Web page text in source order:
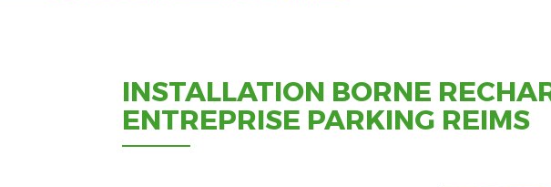
INSTALLATION BORNE
ENTREPRISE PARKING REIMS